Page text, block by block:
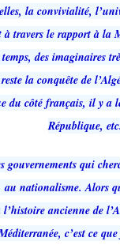
la convivialité,
travers le rapport à
des imaginaires
la conquête de
du côté français, il y a
République, etc.
gouvernements qui
au nationalisme. Alors
l’histoire ancienne de
c’est ce